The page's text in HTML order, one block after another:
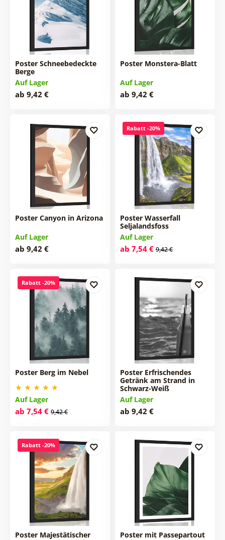
Poster Schneebedeckte
Berge
Auf Lager
ab 9,42 €
Poster Monstera-Blatt
Auf Lager
ab 9,42 €
Poster Canyon in Arizona
Auf Lager
ab 9,42 €
Rabatt -20%
Poster Wasserfall
Seljalandsfoss
Auf Lager
ab 7,54 € 9,42 €
Rabatt -20%
Poster Berg im Nebel
Auf Lager
ab 7,54 € 9,42 €
Poster Erfrischendes
Getränk am Strand in
Schwarz-Weiß
Auf Lager
ab 9,42 €
Rabatt -20%
Poster Majestätischer
Poster mit Passepartout